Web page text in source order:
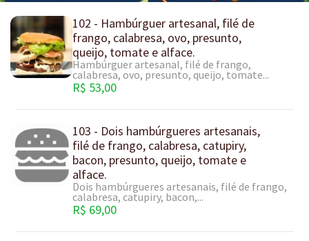
102 - Hambúrguer artesanal, filé de
frango, calabresa, ovo, presunto,
queijo, tomate e alface.
Hambúrguer artesanal, filé de frango,
calabresa, ovo, presunto, queijo, tomate...
R$ 53,00
103 - Dois hambúrgueres artesanais,
filé de frango, calabresa, catupiry,
bacon, presunto, queijo, tomate e
alface.
Dois hambúrgueres artesanais, filé de frango,
calabresa, catupiry, bacon,...
R$ 69,00